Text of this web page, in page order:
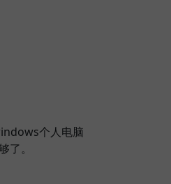
个人电脑
。